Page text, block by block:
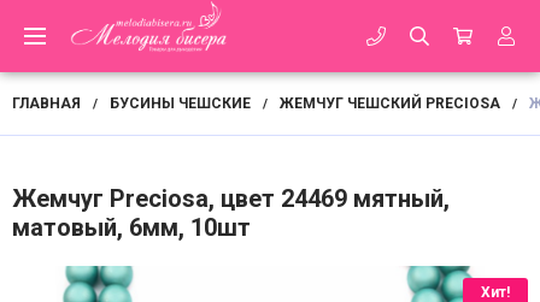
ГЛАВНАЯ / БУСИНЫ ЧЕШСКИЕ / ЖЕМЧУГ ЧЕШСКИЙ PRECIOSA /
Жемчуг Preciosa, цвет 24469 мятный,
матовый, 6мм, 10шт
Хит!